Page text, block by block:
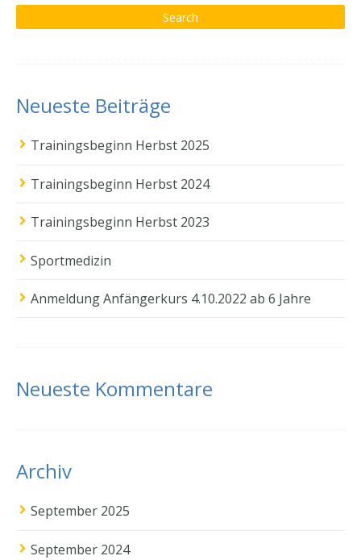
Neueste Beiträge
Trainingsbeginn Herbst 2025
Trainingsbeginn Herbst 2024
Trainingsbeginn Herbst 2023
Sportmedizin
Anmeldung Anfängerkurs 4.10.2022 ab 6 Jahre
Neueste Kommentare
Archiv
September 2025
September 2024